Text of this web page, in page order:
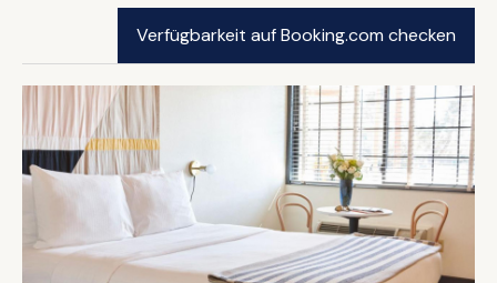
Verfügbarkeit auf Booking.com checken